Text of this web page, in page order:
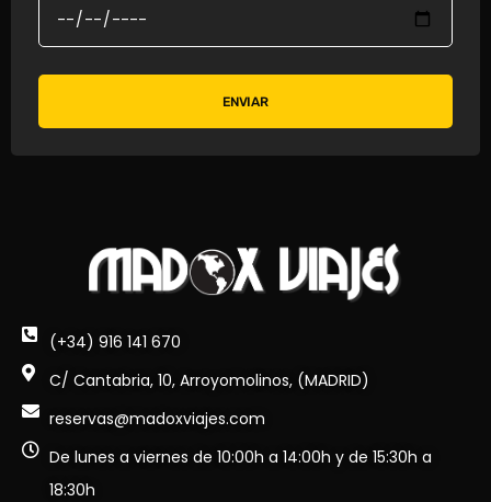
ENVIAR
(+34) 916 141 670
C/ Cantabria, 10, Arroyomolinos, (MADRID)
reservas@madoxviajes.com
De lunes a viernes de 10:00h a 14:00h y de 15:30h a
18:30h